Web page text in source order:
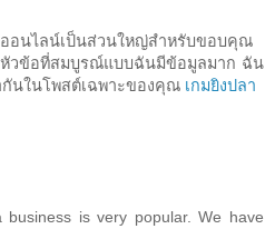
ออนไลน์เป็นส่วนใหญ่สำหรับขอบคุณ
หัวข้อที่สมบูรณ์แบบฉันมีข้อมูลมาก ฉัน
นในโพสต์เฉพาะของคุณ เกมยิงปลา
business is very popular. We have